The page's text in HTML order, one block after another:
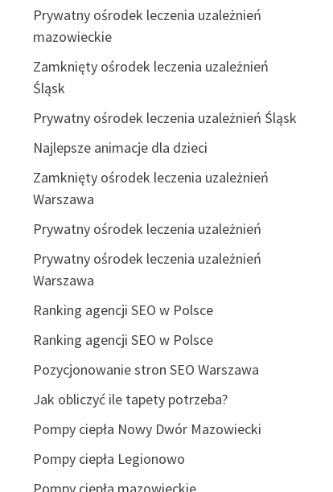
Prywatny ośrodek leczenia uzależnień
mazowieckie
Zamknięty ośrodek leczenia uzależnień
Śląsk
Prywatny ośrodek leczenia uzależnień Śląsk
Najlepsze animacje dla dzieci
Zamknięty ośrodek leczenia uzależnień
Warszawa
Prywatny ośrodek leczenia uzależnień
Prywatny ośrodek leczenia uzależnień
Warszawa
Ranking agencji SEO w Polsce
Ranking agencji SEO w Polsce
Pozycjonowanie stron SEO Warszawa
Jak obliczyć ile tapety potrzeba?
Pompy ciepła Nowy Dwór Mazowiecki
Pompy ciepła Legionowo